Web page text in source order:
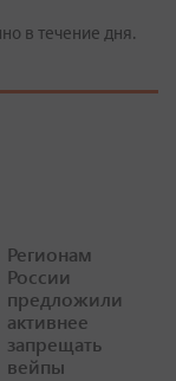
в течение дня.
Регионам
России
предложили
активнее
запрещать
вейпы